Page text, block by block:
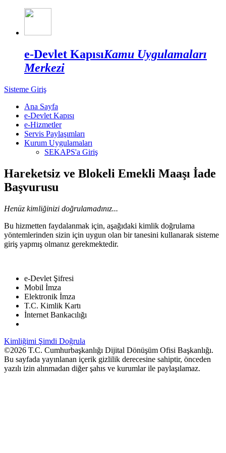
e-Devlet KapısıKamu Uygulamaları
Merkezi
Sisteme Giriş
Ana Sayfa
e-Devlet Kapısı
e-Hizmetler
Servis Paylaşımları
Kurum Uygulamaları
SEKAPS'a Giriş
Hareketsiz ve Blokeli Emekli Maaşı İade
Başvurusu
Henüz kimliğinizi doğrulamadınız...
Bu hizmetten faydalanmak için, aşağıdaki kimlik doğrulama
yöntemlerinden sizin için uygun olan bir tanesini kullanarak sisteme
giriş yapmış olmanız gerekmektedir.
e-Devlet Şifresi
Mobil İmza
Elektronik İmza
T.C. Kimlik Kartı
İnternet Bankacılığı
Kimliğimi Şimdi Doğrula
©2026 T.C. Cumhurbaşkanlığı Dijital Dönüşüm Ofisi Başkanlığı.
Bu sayfada yayınlanan içerik gizlilik derecesine sahiptir, önceden
yazılı izin alınmadan diğer şahıs ve kurumlar ile paylaşılamaz.